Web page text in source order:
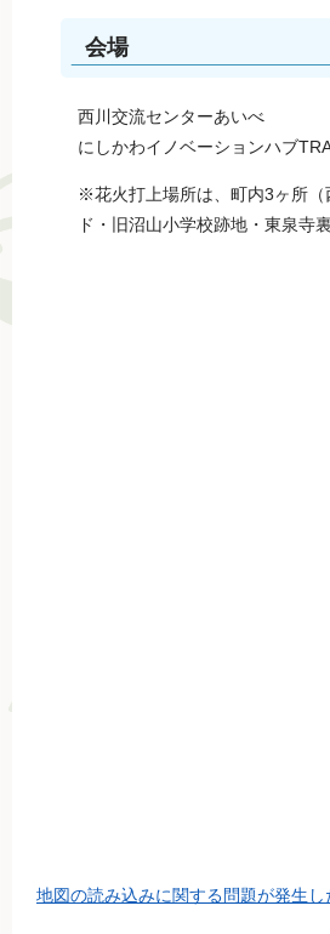
会場
西川交流センターあいべ
にしかわイノベーションハブ
※花火打上場所は、町内3ヶ所（
ド・旧沼山小学校跡地・東泉寺裏
地図の読み込みに関する問題が発生し